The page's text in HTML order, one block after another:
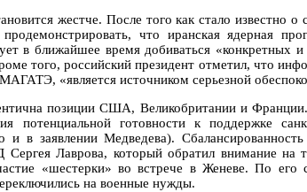
жестче. После того как стало известно
что иранская ядерная
в ближайшее время добиваться «конкретных
того, российский президент отметил, что
«является источником серьезной
позиции США, Великобритании и
потенциальной готовности к поддержке
и в заявлении Медведева).
Сергея Лаврова, который обратил внимание
«шестерки» во встрече в Женеве. По его
на военные нужды.